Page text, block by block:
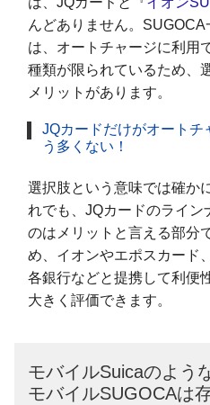
んどありません。
は、オートチャージに利用
種類が限られているため、
メリットがあります。
JQカードだけがオートチ
う多くない！
選択肢という意味では確か
れでも、JQカードのライン
のはメリットと言える部分
め、イオンやエポスカード
各銀行などと提携して利便
大きく評価できます。
モバイルSuicaのよう
モバイルSUGOCAは